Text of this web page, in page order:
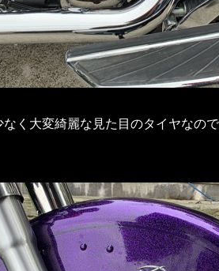
く大変綺麗な見た目のタイヤなの